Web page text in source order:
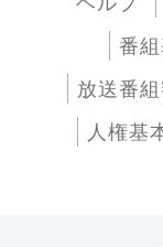
番
放送番
人権基